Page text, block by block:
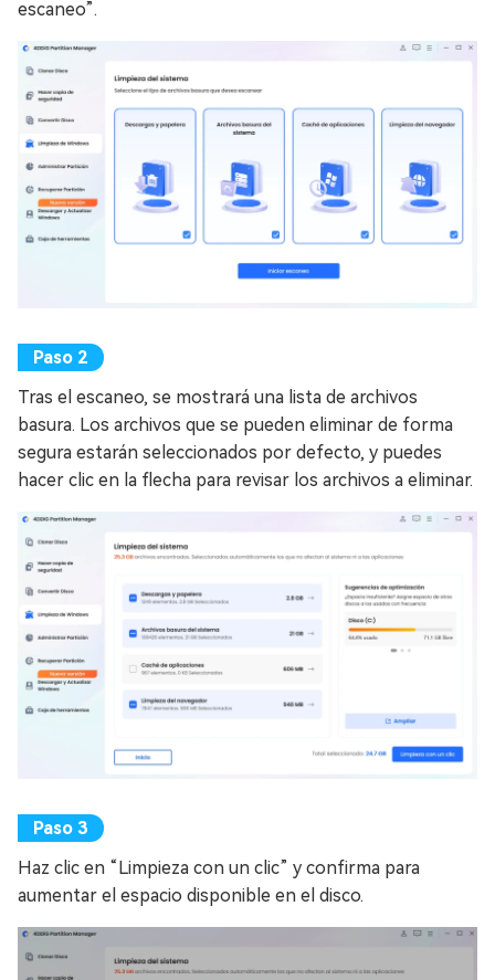
escaneo”.
Tras el escaneo, se mostrará una lista de archivos
basura. Los archivos que se pueden eliminar de forma
segura estarán seleccionados por defecto, y puedes
hacer clic en la flecha para revisar los archivos a eliminar.
Haz clic en “Limpieza con un clic” y confirma para
aumentar el espacio disponible en el disco.